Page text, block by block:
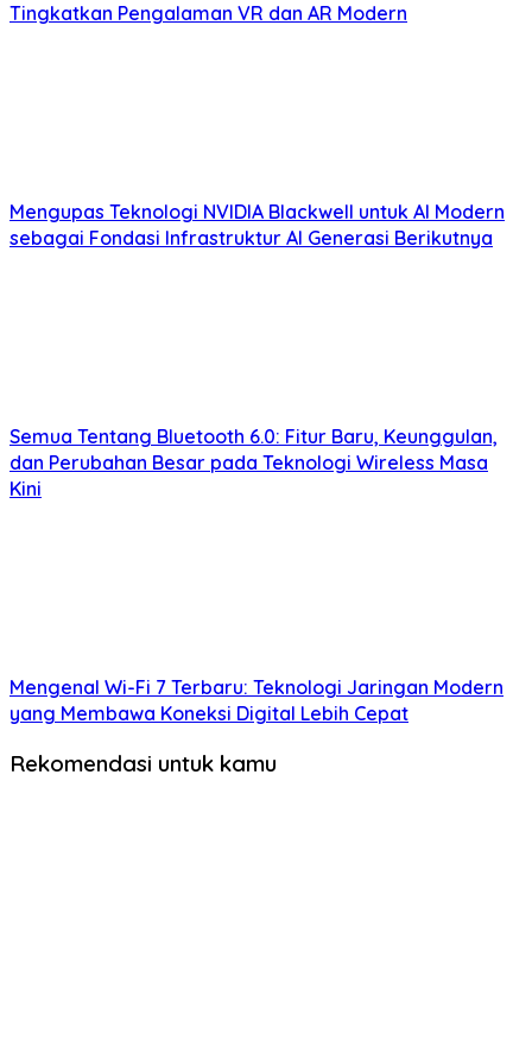
Tingkatkan Pengalaman VR dan AR Modern
Mengupas Teknologi NVIDIA Blackwell untuk AI Modern
sebagai Fondasi Infrastruktur AI Generasi Berikutnya
Semua Tentang Bluetooth 6.0: Fitur Baru, Keunggulan,
dan Perubahan Besar pada Teknologi Wireless Masa
Kini
Mengenal Wi-Fi 7 Terbaru: Teknologi Jaringan Modern
yang Membawa Koneksi Digital Lebih Cepat
Rekomendasi untuk kamu